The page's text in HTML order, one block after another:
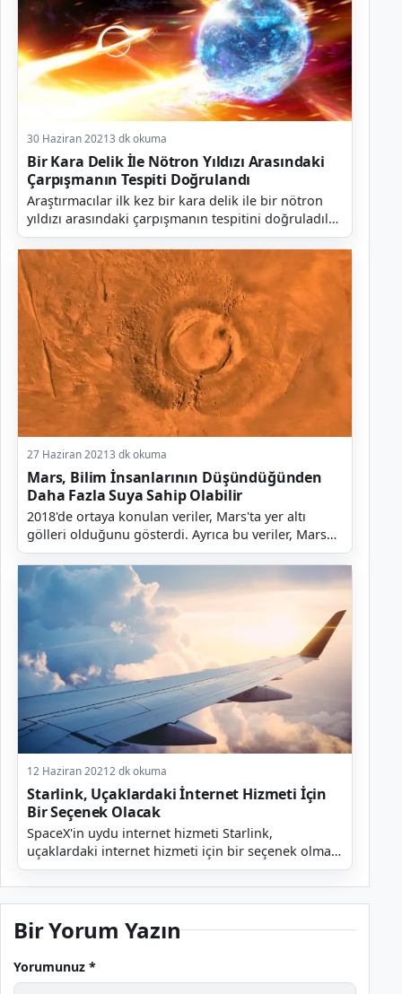
30 Haziran 20213 dk okuma
Bir Kara Delik İle Nötron Yıldızı Arasındaki
Çarpışmanın Tespiti Doğrulandı
Araştırmacılar ilk kez bir kara delik ile bir nötron
yıldızı arasındaki çarpışmanın tespitini doğruladılar.
Bu tür ilk çarpışmayı doğrulamaktan daha e...
27 Haziran 20213 dk okuma
Mars, Bilim İnsanlarının Düşündüğünden
Daha Fazla Suya Sahip Olabilir
2018'de ortaya konulan veriler, Mars'ta yer altı
gölleri olduğunu gösterdi. Ayrıca bu veriler, Mars
Express adlı bir ESA uzay aracından geldi. Uzay ar...
12 Haziran 20212 dk okuma
Starlink, Uçaklardaki İnternet Hizmeti İçin
Bir Seçenek Olacak
SpaceX'in uydu internet hizmeti Starlink,
uçaklardaki internet hizmeti için bir seçenek olmayı
hedefliyor. Böylece yolculara seyahat ederken en
sevdik...
Bir Yorum Yazın
Yorumunuz *